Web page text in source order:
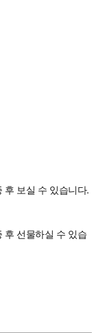
후 보실 수 있습니다.
후 선물하실 수 있습